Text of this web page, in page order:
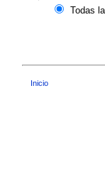
Todas
Inicio